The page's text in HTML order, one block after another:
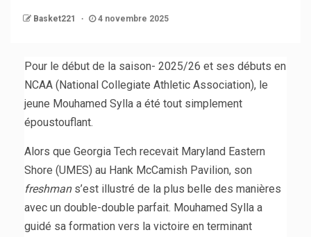
Basket221 4 novembre 2025
Pour le début de la saison- 2025/26 et ses débuts en
NCAA (National Collegiate Athletic Association), le
jeune Mouhamed Sylla a été tout simplement
époustouflant.
Alors que Georgia Tech recevait Maryland Eastern
Shore (UMES) au Hank McCamish Pavilion, son
freshman s’est illustré de la plus belle des manières
avec un double-double parfait. Mouhamed Sylla a
guidé sa formation vers la victoire en terminant